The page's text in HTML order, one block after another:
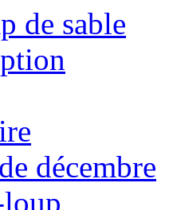
de sable
décembre
loup